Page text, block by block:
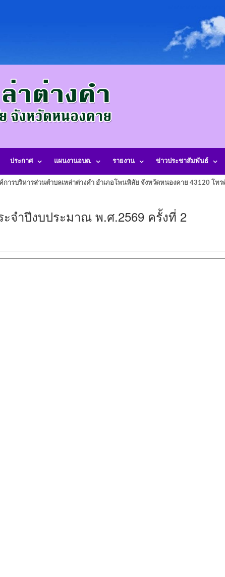
ประกาศ แผนงานอบต. รายงาน ข่าวประชาสัมพันธ์
การบริหารส่วนตำบลเหล่าต่างคำ อำเภอโพนพิสัย จังหวัดหนองคาย 43120 โท
ะจำปีงบประมาณ พ.ศ.2569 ครั้งที่ 2